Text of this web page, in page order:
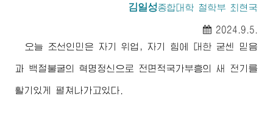
김일성종합대학 철학부 최현국
2024.9.5.
오늘 조선인민은 자기 위업, 자기 힘에 대한 굳센 믿음
과 백절불굴의 혁명정신으로 전면적국가부흥의 새 전기를
활기있게 펼쳐나가고있다.